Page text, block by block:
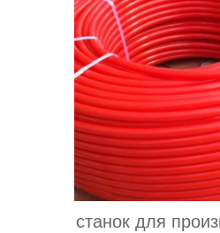
станок для